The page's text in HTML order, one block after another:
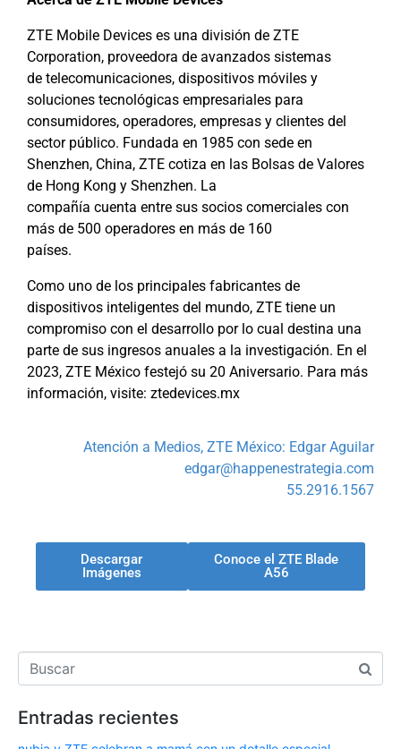
ZTE Mobile Devices es una división de ZTE
Corporation, proveedora de avanzados sistemas
de telecomunicaciones, dispositivos móviles y
soluciones tecnológicas empresariales para
consumidores, operadores, empresas y clientes del
sector público. Fundada en 1985 con sede en
Shenzhen, China, ZTE cotiza en las Bolsas de Valores
de Hong Kong y Shenzhen. La
compañía cuenta entre sus socios comerciales con
más de 500 operadores en más de 160
países.
Como uno de los principales fabricantes de
dispositivos inteligentes del mundo, ZTE tiene un
compromiso con el desarrollo por lo cual destina una
parte de sus ingresos anuales a la investigación. En el
2023, ZTE México festejó su 20 Aniversario. Para más
información, visite: ztedevices.mx
Atención a Medios, ZTE México: Edgar Aguilar
edgar@happenestrategia.com
55.2916.1567
Descargar
Imágenes
Conoce el ZTE Blade
A56
Entradas recientes